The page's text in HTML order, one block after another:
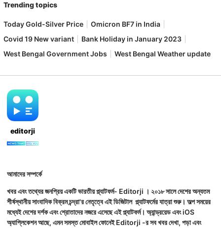
Trending topics
Today Gold-Silver Price
Omicron BF7 in India
Covid 19 New variant
Bank Holiday in January 2023
West Bengal Government Jobs
West Bengal Weather update
editorji
আমাদের সম্পর্কে
খবর এবং তথ্যের জনপ্রিয় একটি ভারতীয় প্ল্যাটফর্ম- Editorji । ২০১৮ সালে দেশের অন্যতম
শীর্ষস্থানীয় সাংবাদিক বিক্রম চন্দ্রা'র নেতৃত্বে এই ডিজিটাল প্ল্যাটফর্মের যাত্রা শুরু। অল্প সময়ের
মধ্যেই দেশের দর্শক এবং শ্রোতাদের নজরে এসেছে এই প্ল্যাটফর্ম। অ্যান্ড্রয়েড এবং iOS
অ্যাপ্লিকেশন আছে, এমন সমস্ত মোবাইল ফোনেই Editorji -র সব খবর দেখা, পড়া এবং